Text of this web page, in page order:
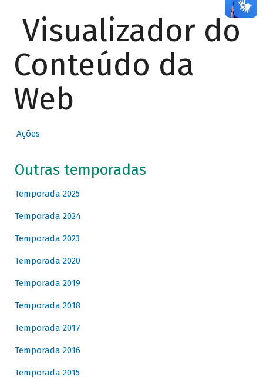
Visualizador do
Conteúdo da
Web
Ações
Outras temporadas
Temporada 2025
Temporada 2024
Temporada 2023
Temporada 2020
Temporada 2019
Temporada 2018
Temporada 2017
Temporada 2016
Temporada 2015